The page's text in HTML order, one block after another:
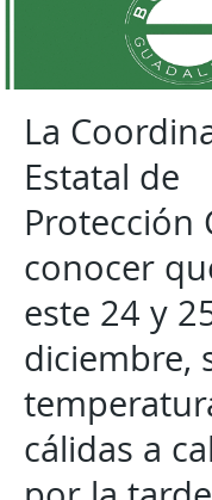
La
Estatal de
Protección
conocer
este 24 y
diciembre,
cálidas a